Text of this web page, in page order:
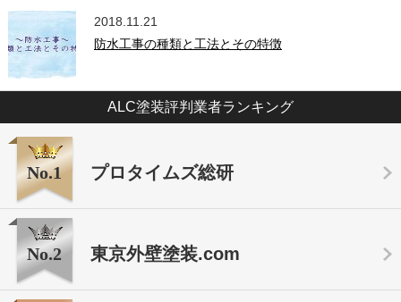
2018.11.21
防水工事の種類と工法とその特徴
ALC塗装評判業者ランキング
No.1 プロタイムズ総研
No.2 東京外壁塗装.com